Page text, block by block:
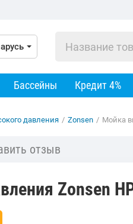
Бассейны Кредит 4%
давления / Zonsen / Мойка
отзыв
Zonsen